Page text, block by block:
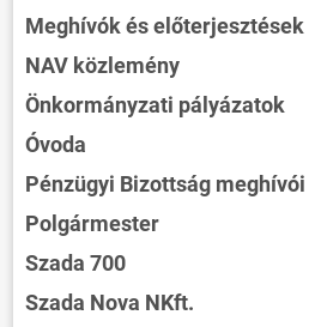
Meghívók és előterjesztések
NAV közlemény
Önkormányzati pályázatok
Óvoda
Pénzügyi Bizottság meghívói
Polgármester
Szada 700
Szada Nova NKft.